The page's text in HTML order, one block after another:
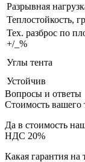
Разрывная
Теплостойкость,
Тех. разброс по
+/_%
Углы тента
Устойчив
Вопросы и ответы
Стоимость
Да в стоимость
НДС 20%
Какая гарантия на